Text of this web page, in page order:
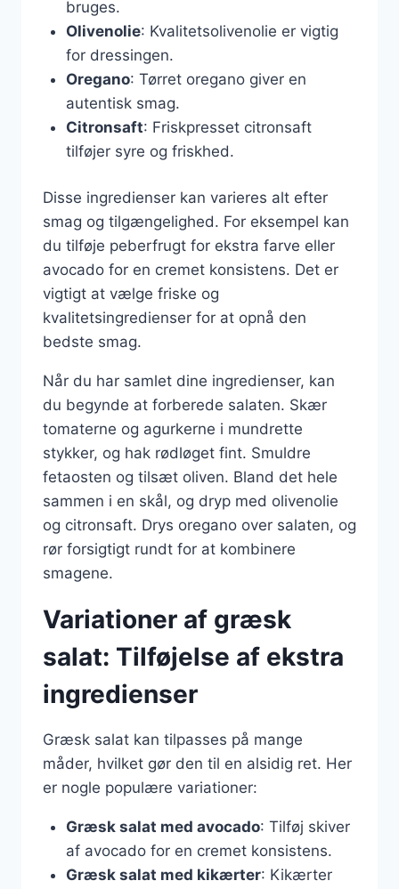
bruges.
Olivenolie: Kvalitetsolivenolie er vigtig
for dressingen.
Oregano: Tørret oregano giver en
autentisk smag.
Citronsaft: Friskpresset citronsaft
tilføjer syre og friskhed.
Disse ingredienser kan varieres alt efter
smag og tilgængelighed. For eksempel kan
du tilføje peberfrugt for ekstra farve eller
avocado for en cremet konsistens. Det er
vigtigt at vælge friske og
kvalitetsingredienser for at opnå den
bedste smag.
Når du har samlet dine ingredienser, kan
du begynde at forberede salaten. Skær
tomaterne og agurkerne i mundrette
stykker, og hak rødløget fint. Smuldre
fetaosten og tilsæt oliven. Bland det hele
sammen i en skål, og dryp med olivenolie
og citronsaft. Drys oregano over salaten, og
rør forsigtigt rundt for at kombinere
smagene.
Variationer af græsk
salat: Tilføjelse af ekstra
ingredienser
Græsk salat kan tilpasses på mange
måder, hvilket gør den til en alsidig ret. Her
er nogle populære variationer:
Græsk salat med avocado: Tilføj skiver
af avocado for en cremet konsistens.
Græsk salat med kikærter: Kikærter